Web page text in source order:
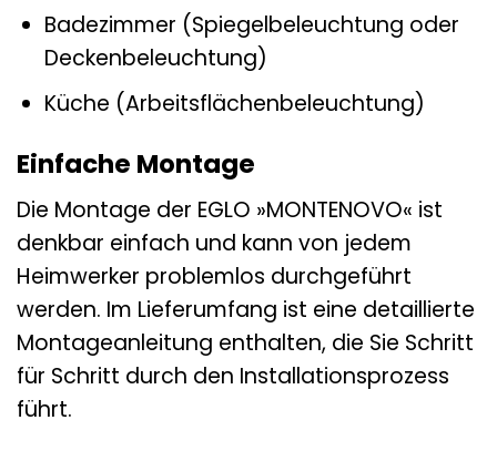
Badezimmer (Spiegelbeleuchtung oder
Deckenbeleuchtung)
Küche (Arbeitsflächenbeleuchtung)
Einfache Montage
Die Montage der EGLO »MONTENOVO« ist
denkbar einfach und kann von jedem
Heimwerker problemlos durchgeführt
werden. Im Lieferumfang ist eine detaillierte
Montageanleitung enthalten, die Sie Schritt
für Schritt durch den Installationsprozess
führt.